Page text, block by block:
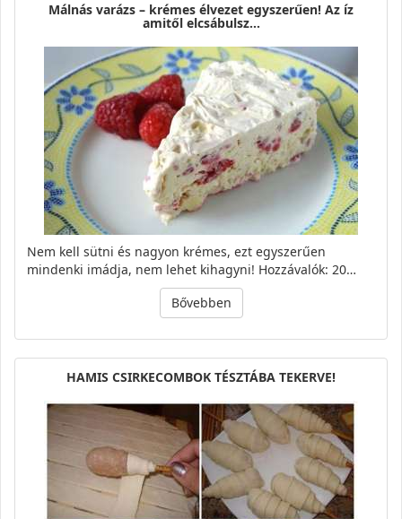
Málnás varázs – krémes élvezet egyszerűen! Az íz
amitől elcsábulsz…
Nem kell sütni és nagyon krémes, ezt egyszerűen
mindenki imádja, nem lehet kihagyni! Hozzávalók: 20…
Bővebben
HAMIS CSIRKECOMBOK TÉSZTÁBA TEKERVE!